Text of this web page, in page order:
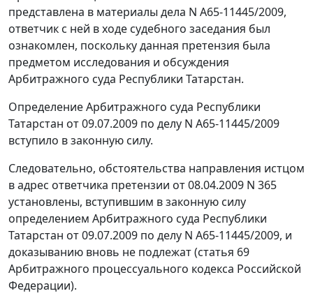
представлена в материалы дела N А65-11445/2009,
ответчик с ней в ходе судебного заседания был
ознакомлен, поскольку данная претензия была
предметом исследования и обсуждения
Арбитражного суда Республики Татарстан.
Определение Арбитражного суда Республики
Татарстан от 09.07.2009 по делу N А65-11445/2009
вступило в законную силу.
Следовательно, обстоятельства направления истцом
в адрес ответчика претензии от 08.04.2009 N 365
установлены, вступившим в законную силу
определением Арбитражного суда Республики
Татарстан от 09.07.2009 по делу N А65-11445/2009, и
доказыванию вновь не подлежат (статья 69
Арбитражного процессуального кодекса Российской
Федерации).